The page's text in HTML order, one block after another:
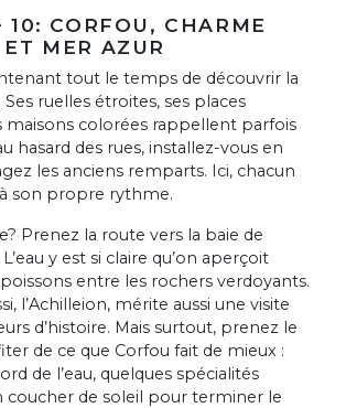
10: CORFOU, CHARME
MER AZUR
tout le temps de découvrir la
ruelles étroites, ses places
maisons colorées rappellent parfois
hasard des rues, installez-vous en
les anciens remparts. Ici, chacun
son propre rythme.
Prenez la route vers la baie de
y est si claire qu’on aperçoit
entre les rochers verdoyants.
l’Achilleion, mérite aussi une visite
d’histoire. Mais surtout, prenez le
de ce que Corfou fait de mieux :
de l’eau, quelques spécialités
coucher de soleil pour terminer le